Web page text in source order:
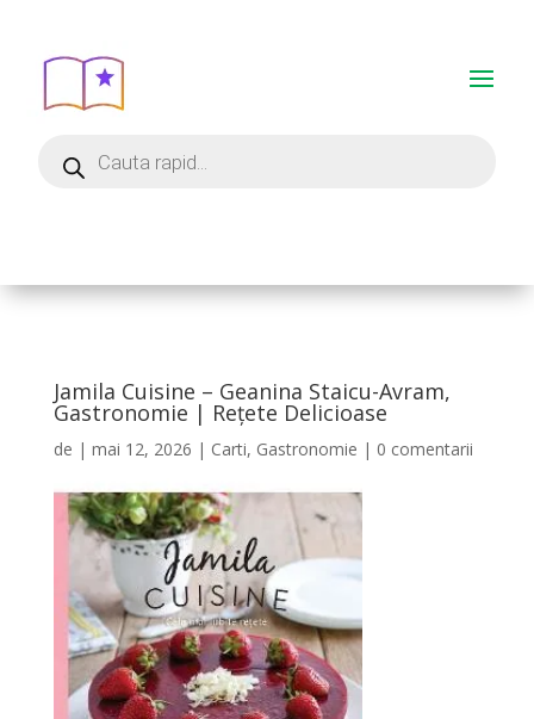
Jamila Cuisine – Geanina Staicu-Avram,
Gastronomie | Rețete Delicioase
de | mai 12, 2026 | Carti, Gastronomie | 0 comentarii